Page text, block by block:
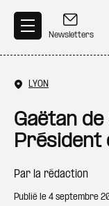
Newsletters
LYON
Gaëtan
Président
Par la rédaction
Publié le 4 septembre